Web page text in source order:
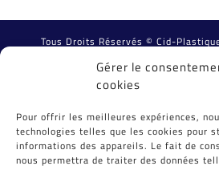
Gérer le
cookies
Pour offrir les meilleures expériences,
technologies telles que les cookies pour
informations des appareils. Le fait de
nous permettra de traiter des données
Tous Droits Réservés © Cid-